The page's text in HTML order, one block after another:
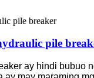
pile
ay hindi bubuo